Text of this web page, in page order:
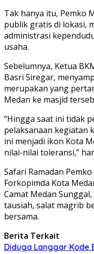
Tak hanya itu, Pemko
publik gratis di lokasi,
administrasi
usaha.
Sebelumnya, Ketua
Basri Siregar,
merupakan yang
Medan ke masjid
“Hingga saat ini tidak
pelaksanaan kegiatan
ini menjadi ikon Kota
nilai-nilai toleransi,”
Safari Ramadan
Forkopimda Kota
Camat Medan
tausiah, salat magrib
bersama.
Berita Terkait
Diduga Langgar Kode